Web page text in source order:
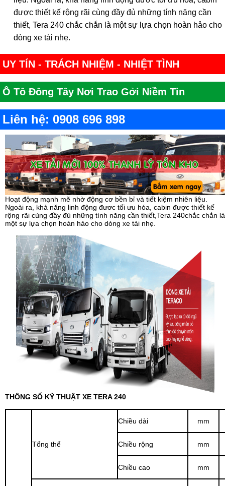
được thiết kế rộng rãi cùng đầy đủ những tính năng cần
thiết, Tera 240 chắc chắn là một sự lựa chọn hoàn hảo cho
dòng xe tải nhẹ.
UY TÍN - TRÁCH NHIỆM - NHIỆT TÌNH
Ô Tô Đông Tây Nơi Trao Gởi Niềm Tin
Liên hệ: 0908 696 898
Hoạt động mạnh mẽ nhờ động cơ bền bỉ và tiết kiệm nhiên liệu.
Ngoài ra, khả năng linh động đươc tối ưu hóa, cabin được thiết kế
rộng rãi cùng đầy đủ những tính năng cần thiết,Tera 240chắc chắn là
một sự lựa chọn hoàn hảo cho dòng xe tải nhẹ.
THÔNG SỐ KỸ THUẬT XE TERA 240
Tổng thể
Chiều dài mm
Chiều rộng mm
Chiều cao mm